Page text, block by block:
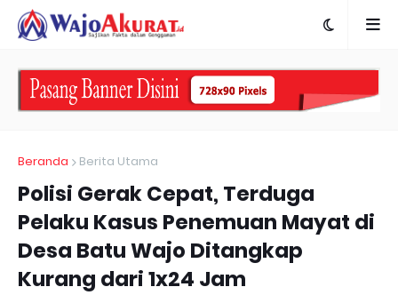
Beranda Berita Utama
Polisi Gerak Cepat, Terduga
Pelaku Kasus Penemuan Mayat di
Desa Batu Wajo Ditangkap
Kurang dari 1x24 Jam